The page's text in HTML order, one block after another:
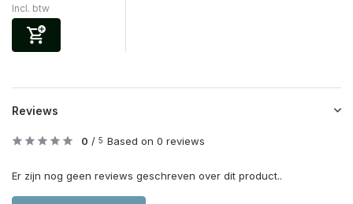
Incl. btw
Reviews
0 / 5 Based on 0 reviews
Er zijn nog geen reviews geschreven over dit product..